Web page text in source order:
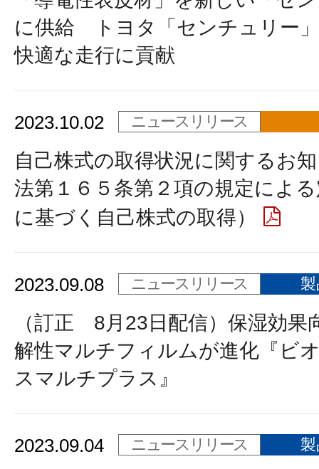
に供給 トヨタ「センチュリー
快適な走行に貢献
2023.10.02 ニュースリリース
自己株式の取得状況に関するお
法第１６５条第２項の規定によ
に基づく自己株式の取得）
2023.09.08 ニュースリリース
（訂正 8月23日配信）保湿効果
解性マルチフィルムが進化『ビ
スマルチプラス』
2023.09.04 ニュースリリース